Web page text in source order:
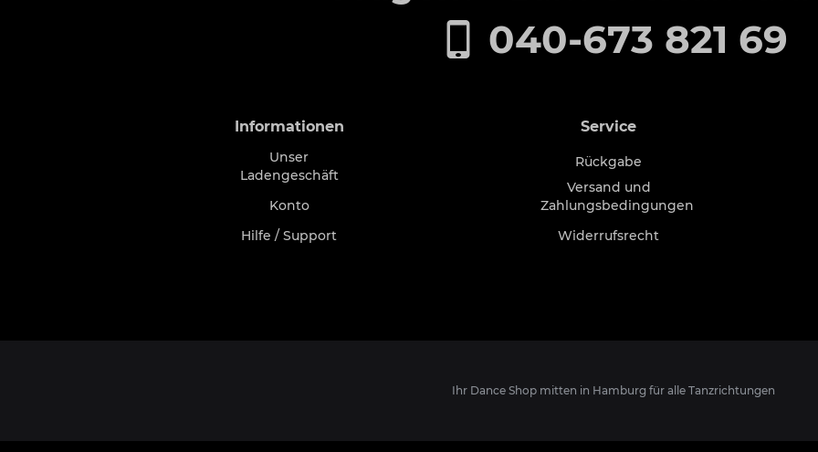
040-673 821 69
Informationen
Unser
Ladengeschäft
Konto
Hilfe / Support
Service
Rückgabe
Versand und
Zahlungsbedingungen
Widerrufsrecht
Ihr Dance Shop mitten in Hamburg für alle Tanzrichtungen